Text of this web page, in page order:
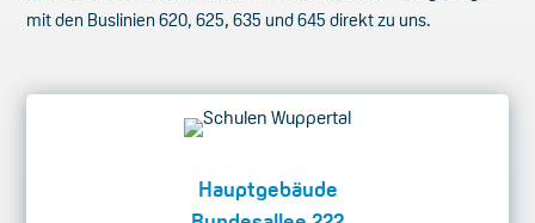
mit den Buslinien 620, 625, 635 und 645 direkt zu uns.
Hauptgebäude